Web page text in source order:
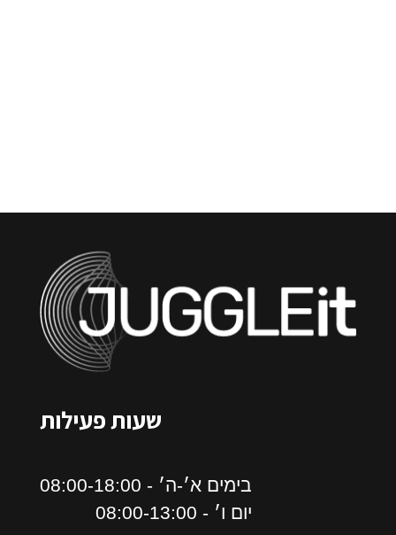
שעות פעילות
בימים א׳-ה׳ - 08:00-18:00
יום ו׳ - 08:00-13:00